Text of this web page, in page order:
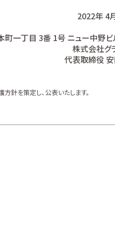
2022年 4
町一丁目 3番 1号 ニュー中野ビ
株式会社グ
代表取締役
針を策定し、公表いたします。
針を遵守いたします。
様の個人情報を取り扱います。